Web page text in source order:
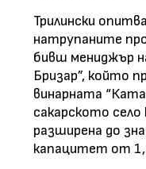
Трилински
натрупаните
бивш мениджър
Бризар”, който
винарната
сакарското
разширена до
капацитет от